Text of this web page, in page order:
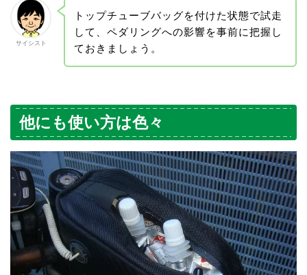
サイシスト
トップチューブバッグを付けた状態で試走
して、ペダリングへの影響を事前に把握し
ておきましょう。
他にも使い方は色々